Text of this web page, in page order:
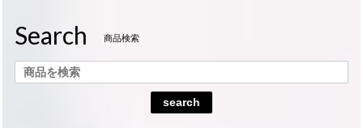
Search 商品検索
search